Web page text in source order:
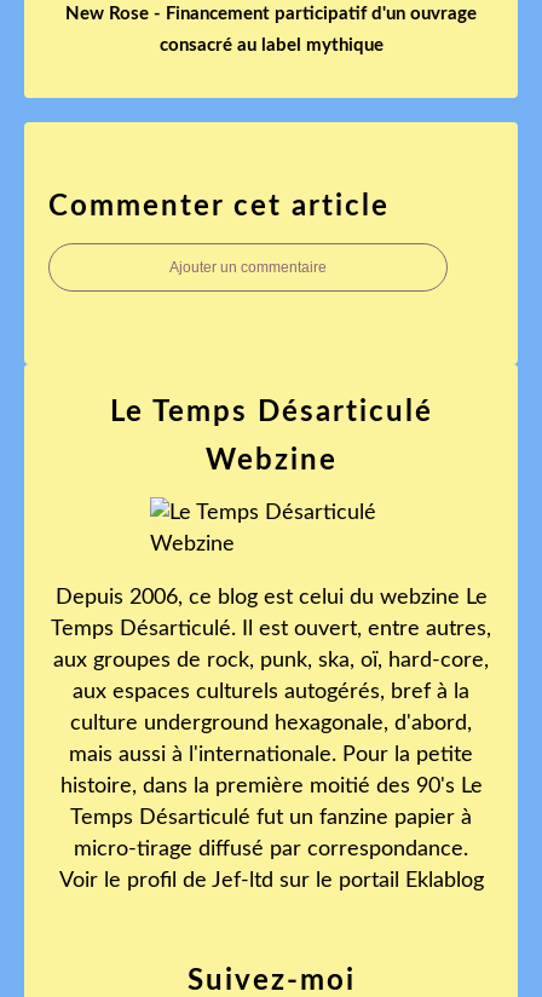
New Rose - Financement participatif d'un ouvrage
consacré au label mythique
Commenter cet article
Ajouter un commentaire
Le Temps Désarticulé
Webzine
Depuis 2006, ce blog est celui du webzine Le
Temps Désarticulé. Il est ouvert, entre autres,
aux groupes de rock, punk, ska, oï, hard-core,
aux espaces culturels autogérés, bref à la
culture underground hexagonale, d'abord,
mais aussi à l'internationale. Pour la petite
histoire, dans la première moitié des 90's Le
Temps Désarticulé fut un fanzine papier à
micro-tirage diffusé par correspondance.
Voir le profil de Jef-ltd sur le portail Eklablog
Suivez-moi